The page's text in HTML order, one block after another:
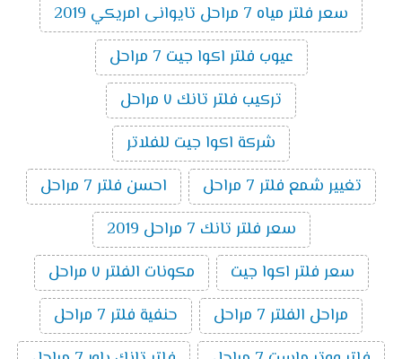
سعر فلتر مياه 7 مراحل تايوانى امريكي 2019
عيوب فلتر اكوا جيت 7 مراحل
تركيب فلتر تانك ٧ مراحل
شركة اكوا جيت للفلاتر
تغيير شمع فلتر 7 مراحل
احسن فلتر 7 مراحل
سعر فلتر تانك 7 مراحل 2019
سعر فلتر اكوا جيت
مكونات الفلتر ٧ مراحل
مراحل الفلتر 7 مراحل
حنفية فلتر 7 مراحل